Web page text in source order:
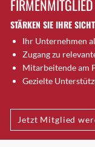
Brugg AG
Brütten
Bubendorf
Bubikon
Buchs (SG)
Bäretswil
Bülach
Cazis
STÄRKEN SIE IHRE
Ihr Unternehmen
Zugang zu
Mitarbeitende am
Gezielte
Jetzt Mitglied